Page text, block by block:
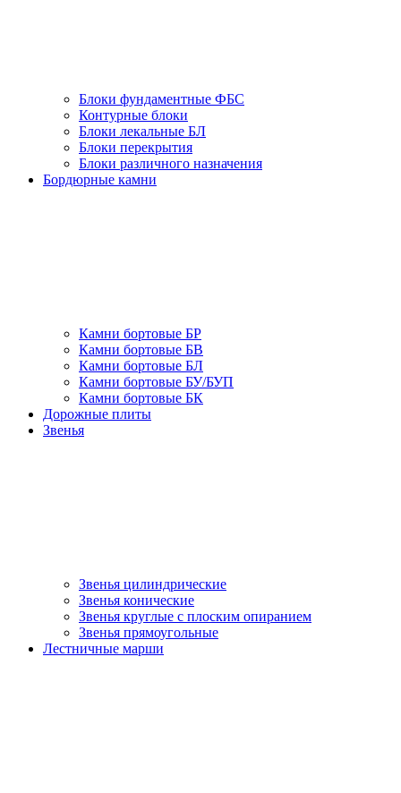
Блоки фундаментные ФБС
Контурные блоки
Блоки лекальные БЛ
Блоки перекрытия
Блоки различного назначения
Бордюрные камни
Камни бортовые БР
Камни бортовые БВ
Камни бортовые БЛ
Камни бортовые БУ/БУП
Камни бортовые БК
Дорожные плиты
Звенья
Звенья цилиндрические
Звенья конические
Звенья круглые с плоским опиранием
Звенья прямоугольные
Лестничные марши